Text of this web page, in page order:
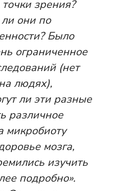
зрения?
они по
Было
ограниченное
(нет
людях),
ли эти разные
различное
микробиоту
мозга,
изучить
подробно».